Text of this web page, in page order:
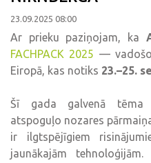
23.09.2025 08:00
Ar prieku paziņojam, ka
FACHPACK 2025 —
Eiropā, kas notiks 23.–25.
Šī gada galvenā tēma
atspoguļo nozares
ir ilgtspējīgiem
jaunākajām